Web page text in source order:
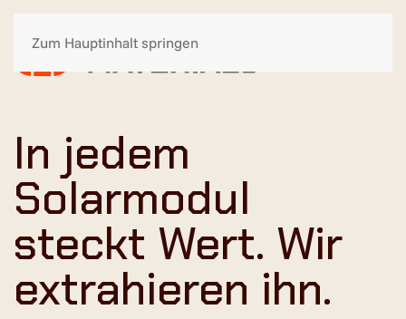
Zum Hauptinhalt springen
In jedem
Solarmodul
steckt Wert. Wir
extrahieren ihn.